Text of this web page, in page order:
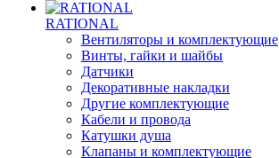
RATIONAL
Вентиляторы и комплектующие
Винты, гайки и шайбы
Датчики
Декоративные накладки
Другие комплектующие
Кабели и провода
Катушки душа
Клапаны и комплектующие